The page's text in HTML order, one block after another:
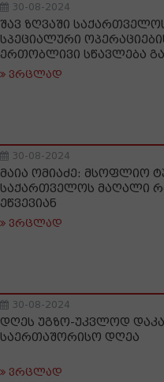
30-08-2024
შავ ზღვაში
სპეციალური
ერთობლივი სწავლება
ვრცლად
30-08-2024
მაია ომიაძე: მსოფლიო
საქართველოს მაღალი
ეწვევიან
ვრცლად
30-08-2024
დღეს უგზო-უკვლოდ
საერთაშორისო დღეა
ვრცლად